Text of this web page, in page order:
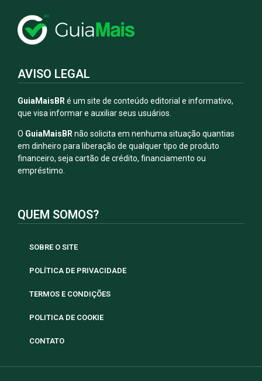
AVISO LEGAL
GuiaMaisBR é um site de conteúdo editorial e informativo,
que visa informar e auxiliar seus usuários.
O GuiaMaisBR não solicita em nenhuma situação quantias
em dinheiro para liberação de qualquer tipo de produto
financeiro, seja cartão de crédito, financiamento ou
empréstimo.
QUEM SOMOS?
SOBRE O SITE
POLÍTICA DE PRIVACIDADE
TERMOS E CONDIÇÕES
POLITICA DE COOKIE
CONTATO